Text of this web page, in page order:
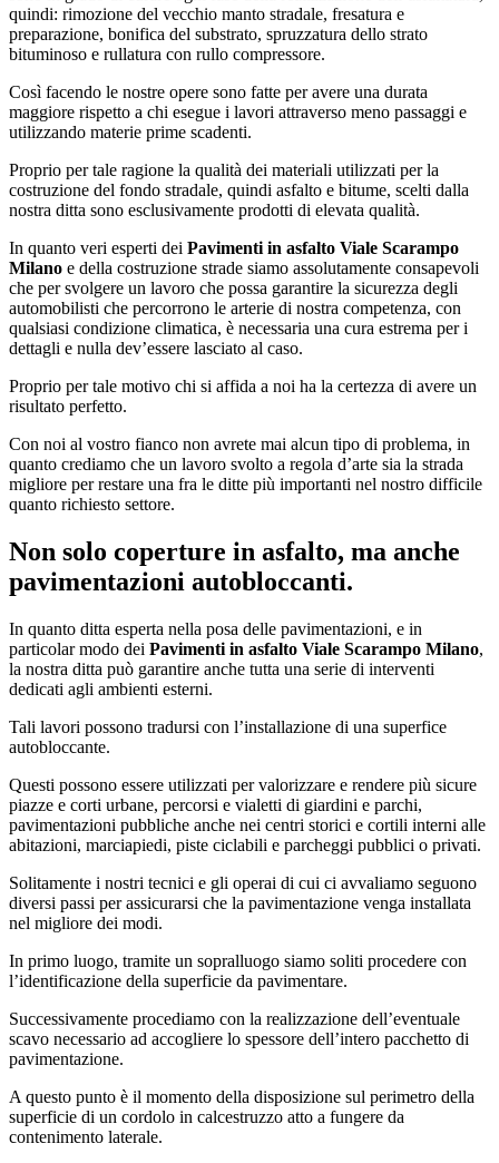
quindi: rimozione del vecchio manto stradale, fresatura e
preparazione, bonifica del substrato, spruzzatura dello strato
bituminoso e rullatura con rullo compressore.
Così facendo le nostre opere sono fatte per avere una durata
maggiore rispetto a chi esegue i lavori attraverso meno passaggi e
utilizzando materie prime scadenti.
Proprio per tale ragione la qualità dei materiali utilizzati per la
costruzione del fondo stradale, quindi asfalto e bitume, scelti dalla
nostra ditta sono esclusivamente prodotti di elevata qualità.
In quanto veri esperti dei Pavimenti in asfalto Viale Scarampo
Milano e della costruzione strade siamo assolutamente consapevoli
che per svolgere un lavoro che possa garantire la sicurezza degli
automobilisti che percorrono le arterie di nostra competenza, con
qualsiasi condizione climatica, è necessaria una cura estrema per i
dettagli e nulla dev’essere lasciato al caso.
Proprio per tale motivo chi si affida a noi ha la certezza di avere un
risultato perfetto.
Con noi al vostro fianco non avrete mai alcun tipo di problema, in
quanto crediamo che un lavoro svolto a regola d’arte sia la strada
migliore per restare una fra le ditte più importanti nel nostro difficile
quanto richiesto settore.
Non solo coperture in asfalto, ma anche
pavimentazioni autobloccanti.
In quanto ditta esperta nella posa delle pavimentazioni, e in
particolar modo dei Pavimenti in asfalto Viale Scarampo Milano,
la nostra ditta può garantire anche tutta una serie di interventi
dedicati agli ambienti esterni.
Tali lavori possono tradursi con l’installazione di una superfice
autobloccante.
Questi possono essere utilizzati per valorizzare e rendere più sicure
piazze e corti urbane, percorsi e vialetti di giardini e parchi,
pavimentazioni pubbliche anche nei centri storici e cortili interni alle
abitazioni, marciapiedi, piste ciclabili e parcheggi pubblici o privati.
Solitamente i nostri tecnici e gli operai di cui ci avvaliamo seguono
diversi passi per assicurarsi che la pavimentazione venga installata
nel migliore dei modi.
In primo luogo, tramite un sopralluogo siamo soliti procedere con
l’identificazione della superficie da pavimentare.
Successivamente procediamo con la realizzazione dell’eventuale
scavo necessario ad accogliere lo spessore dell’intero pacchetto di
pavimentazione.
A questo punto è il momento della disposizione sul perimetro della
superficie di un cordolo in calcestruzzo atto a fungere da
contenimento laterale.